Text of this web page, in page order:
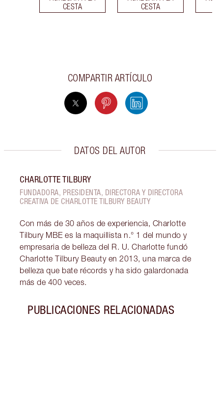
CESTA
CESTA
COMPARTIR ARTÍCULO
DATOS DEL AUTOR
CHARLOTTE TILBURY
FUNDADORA, PRESIDENTA, DIRECTORA Y DIRECTORA
CREATIVA DE CHARLOTTE TILBURY BEAUTY
Con más de 30 años de experiencia, Charlotte
Tilbury MBE es la maquillista n.° 1 del mundo y
empresaria de belleza del R. U. Charlotte fundó
Charlotte Tilbury Beauty en 2013, una marca de
belleza que bate récords y ha sido galardonada
más de 400 veces.
PUBLICACIONES RELACIONADAS